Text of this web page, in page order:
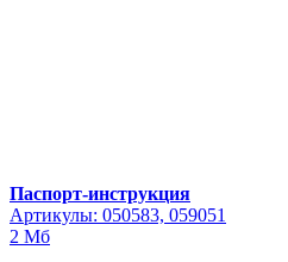
Паспорт-инструкция
Артикулы: 050583, 059051
2 Мб